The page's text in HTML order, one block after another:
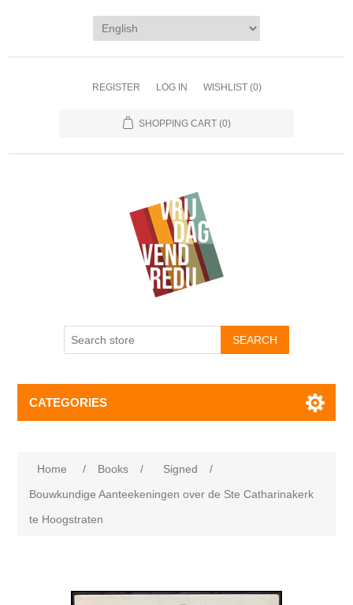
REGISTER LOG IN WISHLIST (0)
SHOPPING CART (0)
CATEGORIES
Home / Books / Signed
/
Bouwkundige Aanteekeningen over de Ste Catharinakerk
te Hoogstraten